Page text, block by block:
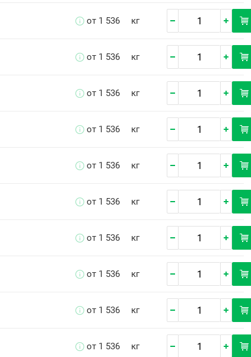
от 1 536 кг
от 1 536 кг
от 1 536 кг
от 1 536 кг
от 1 536 кг
от 1 536 кг
от 1 536 кг
от 1 536 кг
от 1 536 кг
от 1 536 кг